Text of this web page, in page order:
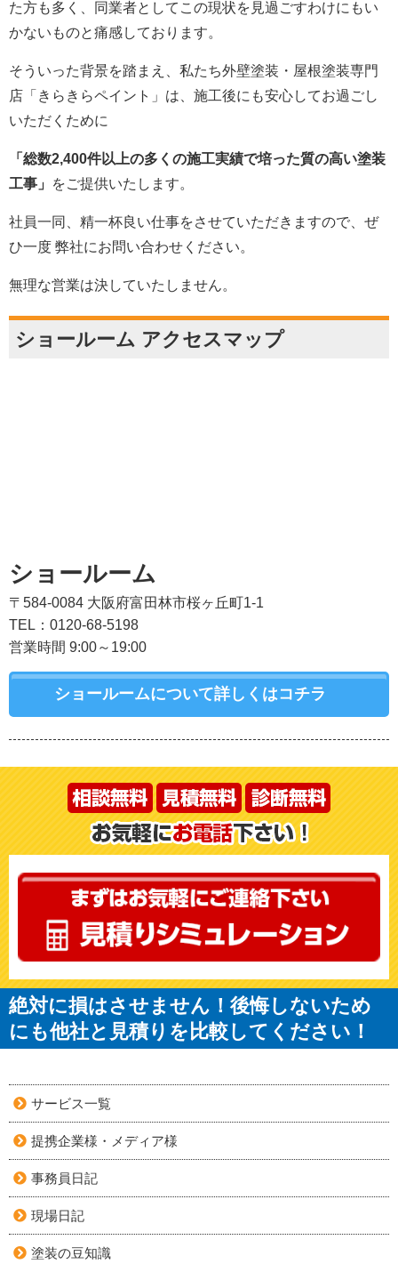
た方も多く、同業者としてこの現状を見過ごすわけにもい
かないものと痛感しております。
そういった背景を踏まえ、私たち外壁塗装・屋根塗装専門
店「きらきらペイント」は、施工後にも安心してお過ごし
いただくために
「総数2,400件以上の多くの施工実績で培った質の高い塗装
工事」
をご提供いたします。
社員一同、精一杯良い仕事をさせていただきますので、ぜ
ひ一度 弊社にお問い合わせください。
無理な営業は決していたしません。
ショールーム アクセスマップ
ショールーム
〒584-0084 大阪府富田林市桜ヶ丘町1-1
TEL：0120-68-5198
営業時間 9:00～19:00
ショールームについて詳しくはコチラ
絶対に損はさせません！後悔しないため
にも他社と見積りを比較してください！
サービス一覧
提携企業様・メディア様
事務員日記
現場日記
塗装の豆知識